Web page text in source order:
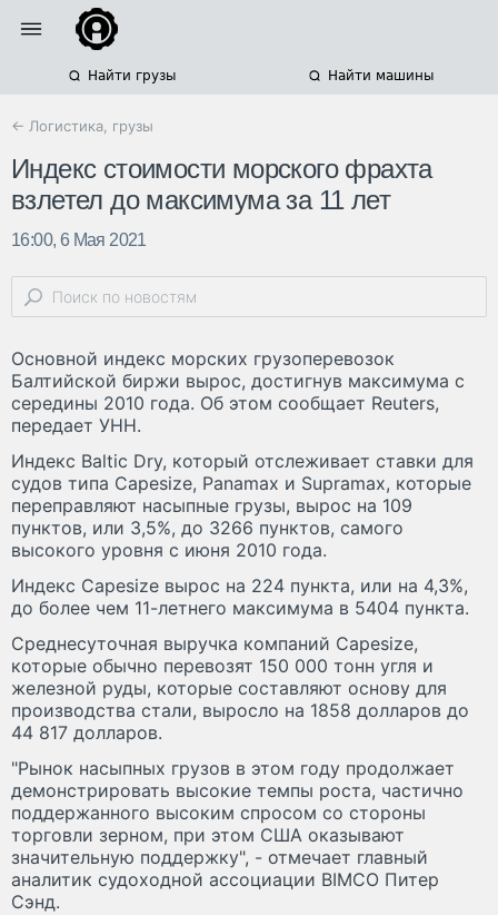
Найти грузы Найти машины
← Логистика, грузы
Индекс стоимости морского фрахта
взлетел до максимума за 11 лет
16:00, 6 Мая 2021
Основной индекс морских грузоперевозок
Балтийской биржи вырос, достигнув максимума с
середины 2010 года. Об этом сообщает Reuters,
передает УНН.
Индекс Baltic Dry, который отслеживает ставки для
судов типа Capesize, Panamax и Supramax, которые
переправляют насыпные грузы, вырос на 109
пунктов, или 3,5%, до 3266 пунктов, самого
высокого уровня с июня 2010 года.
Индекс Capesize вырос на 224 пункта, или на 4,3%,
до более чем 11-летнего максимума в 5404 пункта.
Среднесуточная выручка компаний Capesize,
которые обычно перевозят 150 000 тонн угля и
железной руды, которые составляют основу для
производства стали, выросло на 1858 долларов до
44 817 долларов.
"Рынок насыпных грузов в этом году продолжает
демонстрировать высокие темпы роста, частично
поддержанного высоким спросом со стороны
торговли зерном, при этом США оказывают
значительную поддержку", - отмечает главный
аналитик судоходной ассоциации BIMCO Питер
Сэнд.